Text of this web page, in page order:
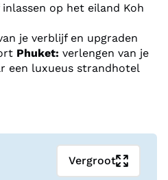
en is de perfecte
Inclusief snorkelexcursie
mogelijkheden om je
extra verblijven
op het eiland Koh
je verblijf en upgraden
Phuket: verlengen van je
een luxueus strandhotel
Vergroot